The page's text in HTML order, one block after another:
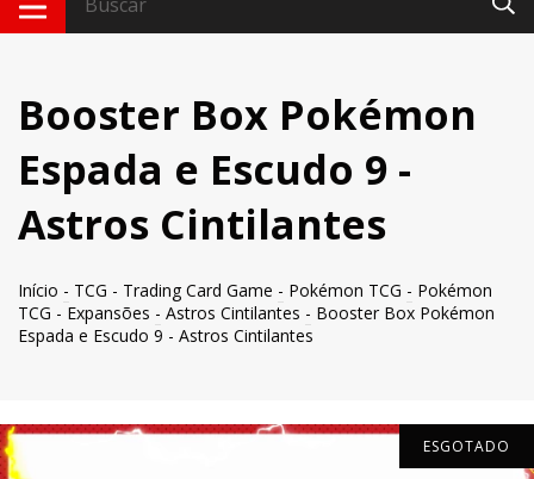
Booster Box Pokémon
Espada e Escudo 9 -
Astros Cintilantes
Início - TCG - Trading Card Game - Pokémon TCG - Pokémon
TCG - Expansões - Astros Cintilantes - Booster Box Pokémon
Espada e Escudo 9 - Astros Cintilantes
ESGOTADO